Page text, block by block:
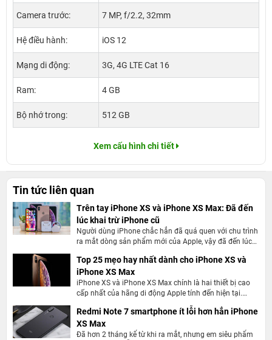
Camera trước: 7 MP, f/2.2, 32mm
Hệ điều hành: iOS 12
Mạng di động: 3G, 4G LTE Cat 16
Ram: 4 GB
Bộ nhớ trong: 512 GB
Xem cấu hình chi tiết
Tin tức liên quan
Trên tay iPhone XS và iPhone XS Max: Đã đến
lúc khai trừ iPhone cũ
Người dùng iPhone chắc hẳn đã quá quen với chu trình
ra mắt dòng sản phẩm mới của Apple, vậy đã đến lúc
Top 25 mẹo hay nhất dành cho iPhone XS và
iPhone XS Max
iPhone XS và iPhone XS Max chính là hai thiết bị cao
cấp nhất của hãng di động Apple tính đến hiện tại.
Song song với điều đó, mọi thao tác nghiệp vụ trên sản
phẩm này không hề đơn giản một chút nào. Nếu bạn
đang sử dụng dòng sản phẩm iPhone 8 chuyển sang
iPhone XS, bạn sẽ thấy có khá nhiều điều khác biệt.
Redmi Note 7 smartphone ít lỗi hơn hẳn iPhone
XS Max
Đã hơn 2 tháng kể từ khi ra mắt, nhưng em siêu phẩm